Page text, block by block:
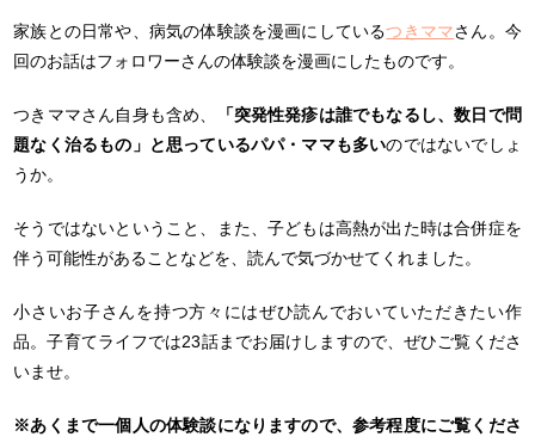
家族との日常や、病気の体験談を漫画にしているつきママさん。 今
回のお話はフォロワーさんの体験談を漫画にしたものです。
つきママさん自身も含め、
「突発性発疹は誰でもなるし、数日で問
題なく治るもの」と思っているパパ・ママも多いのではないでしょ
うか。
そうではないということ、また、子どもは高熱が出た時は合併症を
伴う可能性があることなどを、読んで気づかせてくれました。
小さいお子さんを持つ方々にはぜひ読んでおいていただきたい作
品。子育てライフでは23話までお届けしますので、ぜひご覧くださ
いませ。
※あくまで一個人の体験談になりますので、参考程度にご覧くださ